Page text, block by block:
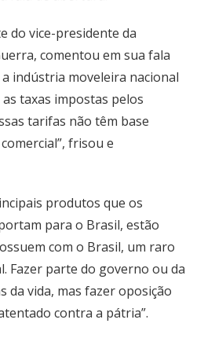
do vice-presidente da
comentou em sua fala
indústria moveleira nacional
taxas impostas pelos
tarifas não têm base
frisou e
produtos que os
para o Brasil, estão
com o Brasil, um raro
Fazer parte do governo ou da
da vida, mas fazer oposição
contra a pátria”.